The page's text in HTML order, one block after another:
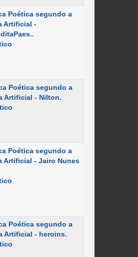
Poética segundo a
Artificial -
Poética segundo a
Artificial - Nilton.
Poética segundo a
Artificial - Jairo Nunes
Poética segundo a
Artificial - heroins.